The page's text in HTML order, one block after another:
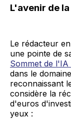
L'avenir de
Le rédacteur
une pointe de
Sommet de
dans le
reconnaissant
considère la
d'euros
yeux :